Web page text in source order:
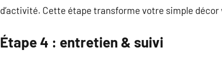
d’activité. Cette étape transforme votre simple
Étape 4 : entretien & suivi